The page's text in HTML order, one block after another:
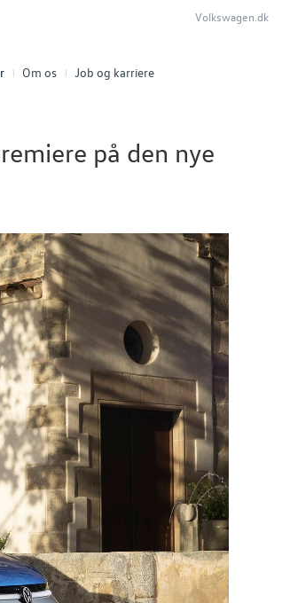
Om os Job og karriere
Volkswagen.dk
på den nye